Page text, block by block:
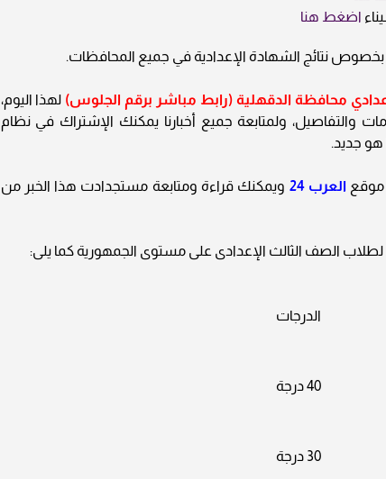
اضغط هنا
نتائج الشهادة الإعدادية في جميع المحافظات.
محافظة الدقهلية (رابط مباشر برقم الجلوس) لهذا اليوم،
والتفاصيل، ولمتابعة جميع أخبارنا يمكنك الإشتراك في نظام
هو جديد.
موقع العرب 24
ويمكنك قراءة ومتابعة مستجدادت هذا الخبر من
الدرجات
40 درجة
30 درجة